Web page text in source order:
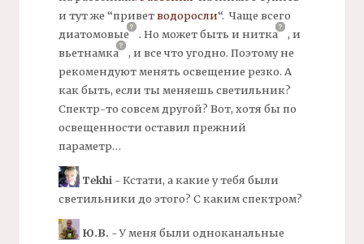
и тут же “приветводоросли“. Чаще всего
диатомовые
. Но может быть и нитка , и
вьетнамка
, и все что угодно. Поэтому не
рекомендуют менять освещение резко. А
как быть, если ты меняешь светильник?
Спектр-то совсем другой? Вот, хотя бы по
освещенности оставил прежний
параметр…
Tekhi- Кстати, а какие у тебя были
светильники до этого? С каким спектром?
Ю.В. - У меня были одноканальные